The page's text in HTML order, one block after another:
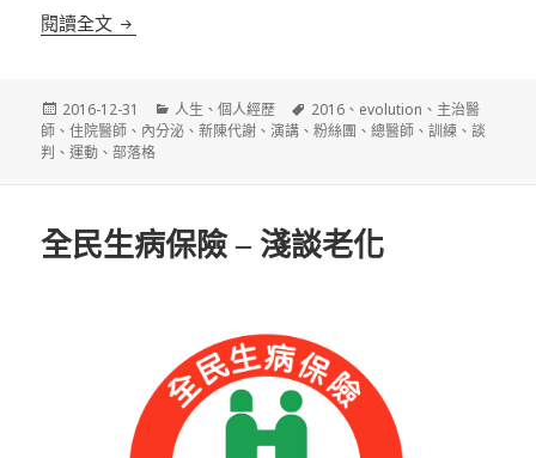
閱讀全文 「從成長到蛻變」 – 2016年
發
佈
日
2016-12-31
分
類
人生 、個人經歷
標
籤
2016 、 evolution 、 主治醫
師 、住院醫師 、 內分泌 、新陳代謝 、演講 、粉絲團 、總醫師 、訓練 、談
判 、運動 、部落格
全民生病保險 – 淺談老化